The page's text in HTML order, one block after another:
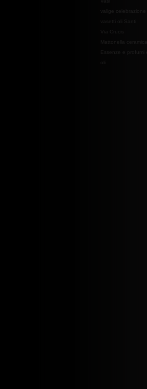
valige celebrazione
Mattonella ceramica
Essenze e profumi e